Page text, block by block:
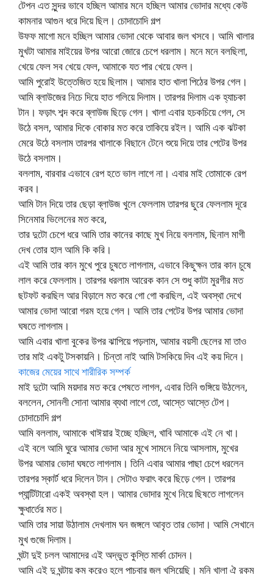
টেপন এত সুন্দর ভাবে হচ্ছিল আমার মনে হচ্ছিল আমার ভোদার মধ্যে কেউ
কামনার আগুন ধরে দিয়ে ছিল। চোদাচোদি গল্প
উফফ মাগো মনে হচ্ছিল আমার ভোদা থেকে আবার জল খসবে। আমি খালার
মুখটা আমার মাইয়ের উপর আরো জোরে চেপে ধরলাম। মনে মনে বলছিলা,
খেয়ে ফেল সব খেয়ে ফেল, আমাকে যত পার খেয়ে ফেল।
আমি পুরোই উত্তেজিত হয়ে ছিলাম। আমার হাত খালা পিঠের উপর গেল।
আমি ব্লাউজের নিচে দিয়ে হাত গলিয়ে দিলাম। তারপর দিলাম এক হ্যাচকা
টান। ফড়াৎ শব্দ করে ব্লাউজ ছিড়ে গেল। খালা এবার হচকচিয়ে গেল, সে
উঠে বসল, আমার দিকে বোকার মত করে তাকিয়ে রইল। আমি এক ঝটকা
মেরে উঠে বসলাম তারপর খালাকে বিছানে টেনে শুয়ে দিয়ে তার পেটের উপর
উঠে বসলাম।
বললাম, বারবার এভাবে রেপ হতে ভাল লাগে না। এবার মাই তোমাকে রেপ
করব।
আমি টান দিয়ে তার ছেড়া ব্লাউজ খুলে ফেললাম তারপর ছুরে ফেললাম দূরে
সিনেমার ভিলেনের মত করে,
তার দুটো চেপে ধরে আমি তার কানের কাছে মুখ নিয়ে বললাম, ছিনাল মাগী
দেখ তোর হাল আমি কি করি।
এই আমি তার কান মুখে পুরে চুষতে লাগলাম, এভাবে কিছুক্ষন তার কান চুষে
লাল করে ফেললাম। তারপর ধরলাম আরেক কান সে শুধু কাটা মুরগীর মত
ছটফট করছিল আর বিড়ালে মত করে গো গো করছিল, এই অবস্থা দেখে
আমার ভোদা আরো গরম হয়ে গেল। আমি তার পেটের উপর আমার ভোদা
ঘষতে লাগলাম।
আমি এবার খালা বুকের উপর ঝাপিয়ে পড়লাম, আমার বয়সী ছেলের মা তাও
তার মাই একটু টসকায়নি। চিন্তা নাই আমি টসকিয়ে দিব এই কয় দিনে।
কাজের মেয়ের সাথে শারীরিক সম্পর্ক
মাই দুটো আমি ময়দার মত করে পেষতে লাগল, এবার তিনি গুঙ্গিয়ে উঠলেন,
বললেন, সোনলী সোনা আমার ব্যথা লাগে তো, আস্তে আস্তে টেপ।
চোদাচোদি গল্প
আমি বললাম, আমাকে খাঈয়ার ইচ্ছে হচ্ছিল, খাবি আমাকে এই নে খা।
এই বলে আমি ঘুরে আমার ভোদা আর মুখে সামনে নিয়ে আসলাম, মুখের
উপর আমার ভোদা ঘষতে লাগলাম। তিনি এবার আমার পাছা চেপে ধরলেন
তারপর স্কার্ট ধরে দিলেন টান। সেটাও ফরাৎ করে ছিড়ে গেল। তারপর
প্যান্টিটারো একই অবস্থা হল। আমার ভোদার মুখে নিয়ে ছিষতে লাগলেন
ক্ষুধার্তের মত।
আমি তার সায়া উঠালাম দেখলাম ঘন জঙ্গলে আবৃত তার ভোদা। আমি সেখানে
মুখ গুজে দিলাম।
ঘন্টা দুই চলল আমাদের এই অদ্ভুত কুস্তি মার্কা চোদন।
আমি এই দু ঘন্টায় কম করেও হলে পাচবার জল খসিয়েছি। মনি খালা ঐ রকম